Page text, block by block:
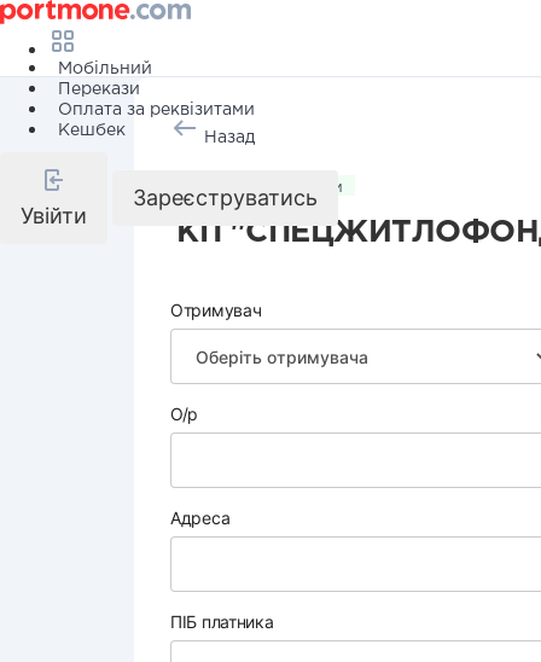
Мобільний
Перекази
Оплата за реквізитами
Кешбек
Увійти
Зареєструватись
Назад
Комунальні послуги
КП
Отримувач
О/р
Адреса
ПІБ платника